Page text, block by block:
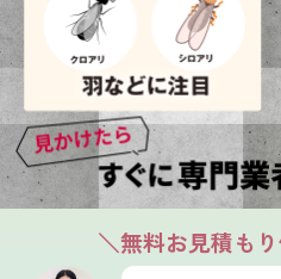
＼無料お見積も